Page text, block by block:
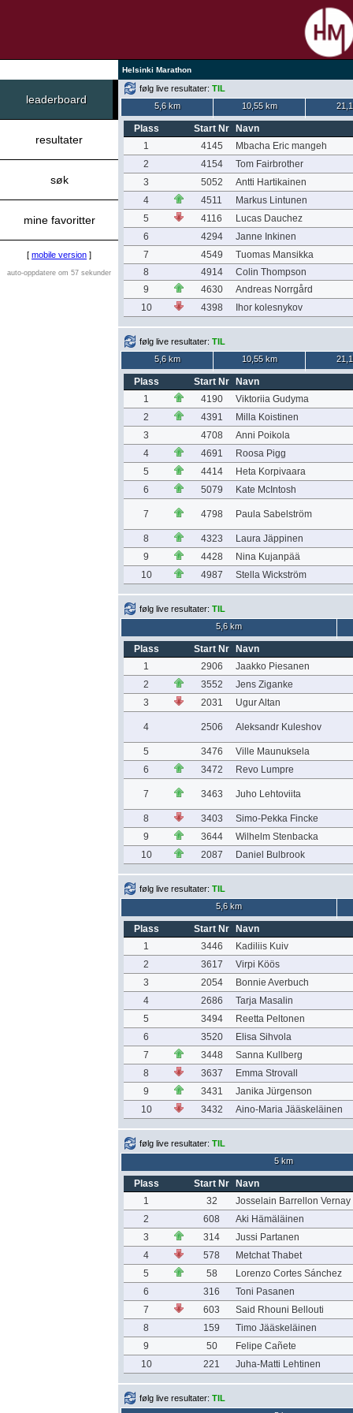
Helsinki Marathon
leaderboard
resultater
søk
mine favoritter
[ mobile version ]
auto-oppdatere om 57 sekunder
følg live resultater: TIL
5,6 km
10,55 km
Plass Start Nr
Navn
1
4145
Mbacha Eric mangeh
2
4154
Tom Fairbrother
3
5052
Antti Hartikainen
4
4511
Markus Lintunen
5
4116
Lucas Dauchez
6
4294
Janne Inkinen
7
4549
Tuomas Mansikka
8
4914
Colin Thompson
9
4630
Andreas Norrgård
10
4398 Ihor kolesnykov
følg live resultater: TIL
5,6 km
10,55 km
Plass Start Nr
Navn
1
4190
Viktoriia Gudyma
2
4391
Milla Koistinen
3
4708
Anni Poikola
4
4691
Roosa Pigg
5
4414
Heta Korpivaara
6
5079 Kate McIntosh
7 4798 Paula Sabelström
8 4323
Laura Jäppinen
9
4428
Nina Kujanpää
10
4987 Stella Wickström
følg live resultater: TIL
5,6 km
Plass Start Nr
Navn
1
2906
Jaakko Piesanen
2
3552
Jens Ziganke
3
2031 Ugur Altan
4 2506 Aleksandr Kuleshov
5 3476
Ville Maunuksela
6
3472 Revo Lumpre
7 3463 Juho Lehtoviita
8 3403
Simo-Pekka Fincke
9
3644
Wilhelm Stenbacka
10
2087 Daniel Bulbrook
følg live resultater: TIL
5,6 km
Plass Start Nr
Navn
1
3446
Kadiliis Kuiv
2
3617
Virpi Köös
3
2054
Bonnie Averbuch
4
2686
Tarja Masalin
5
3494
Reetta Peltonen
6
3520
Elisa Sihvola
7
3448
Sanna Kullberg
8
3637
Emma Strovall
9
3431
Janika Jürgenson
10
3432 Aino-Maria Jääskeläinen
følg live resultater: TIL
5 km
Plass Start Nr
Navn
1
32
Josselain Barrellon Vernay
2
608
Aki Hämäläinen
3
314
Jussi Partanen
4
578
Metchat Thabet
5
58
Lorenzo Cortes Sánchez
6
316
Toni Pasanen
7
603
Said Rhouni Bellouti
8
159
Timo Jääskeläinen
9
50
Felipe Cañete
10
221 Juha-Matti Lehtinen
følg live resultater: TIL